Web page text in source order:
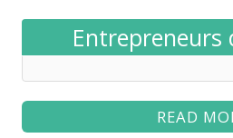
Entrepreneurs
READ